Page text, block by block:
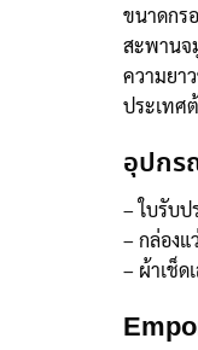
ขนาดกร
สะพานจ
ความยา
ประเทศ
อุปกร
– ใบรับป
– กล่องแ
– ผ้าเช็ด